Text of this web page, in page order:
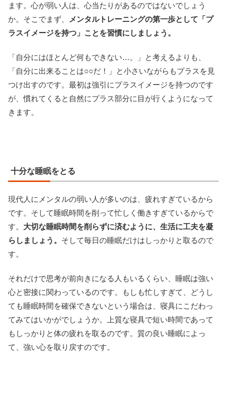
ます。心が弱い人は、心当たりがあるのではないでしょう
か。そこでまず、
メンタルトレーニングの第一歩として「プ
ラスイメージを持つ」ことを習慣にしましょう。
「自分にはほとんど何もできない…。」と考えるよりも、
「自分に出来ることは○○だ！」と小さいながらもプラスを見
つけ出すのです。最初は強引にプラスイメージを持つのです
が、慣れてくると自然にプラス部分に目が行くようになって
きます。
十分な睡眠をとる
現代人にメンタルの弱い人が多いのは、疲れすぎているから
です。そして睡眠時間を削って忙しく働きすぎているからで
す。 大切な睡眠時間を削らずに済むように、生活に工夫を凝
らしましょう。 そして毎日の睡眠だけはしっかりと取るので
す。
それだけで思考が前向きになる人もいるくらい、睡眠は強い
心と密接に関わっているのです。もしも忙しすぎて、どうし
ても睡眠時間を確保できないという場合は、寝具にこだわっ
てみてはいかがでしょうか。上質な寝具で短い時間であって
もしっかりと体の疲れを取るのです。質の良い睡眠によっ
て、強い心を取り戻すのです。